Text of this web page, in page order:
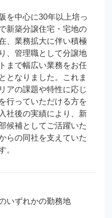
を中心に30年以上培っ
新築分譲住宅・宅地の
、業務拡大に伴い積極
、管理職として分譲地
まで幅広い業務をお任
となりました。これま
アの課題や特性に応じ
行っていただける方を
社後の実績により、新
候補としてご活躍いた
らの同社を支えていた
。
いずれかの勤務地